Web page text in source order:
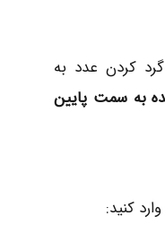
کردن عدد به
به سمت پایین
کنید: